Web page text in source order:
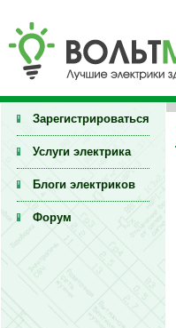
Зарегистрироваться
Услуги электрика
Блоги электриков
Форум